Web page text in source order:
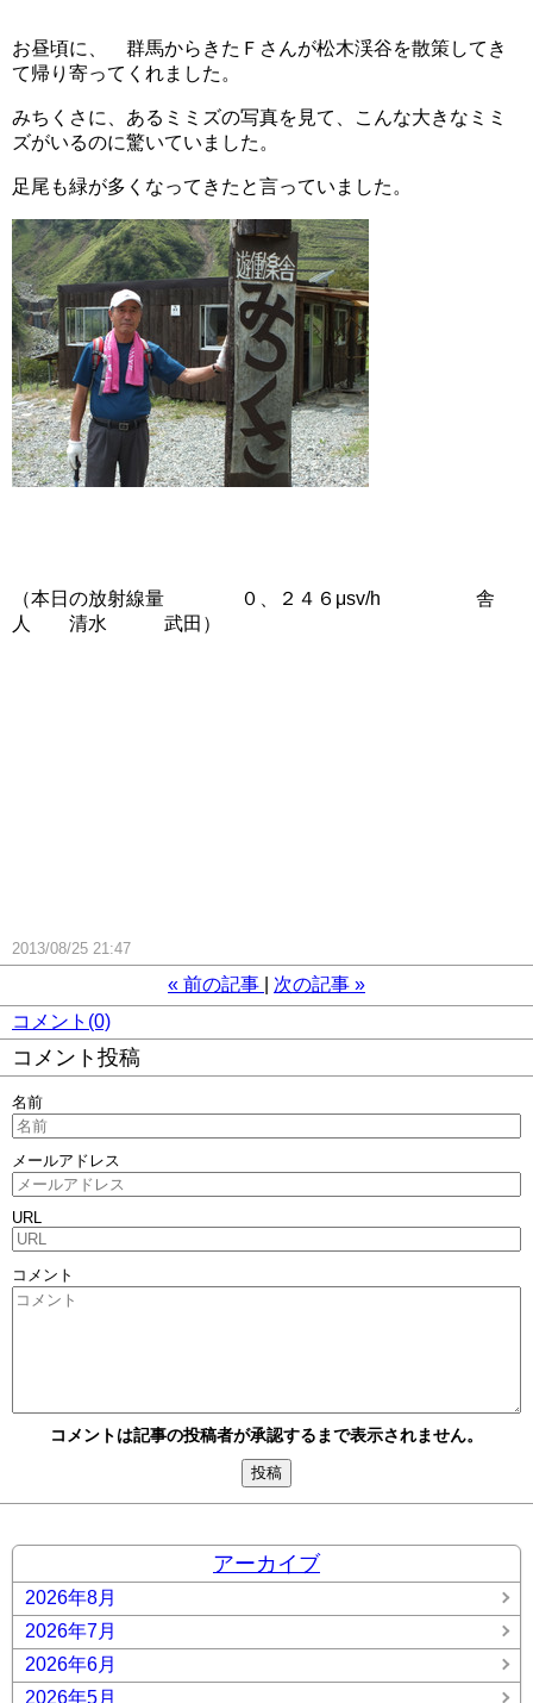
お昼頃に、 群馬からきたＦさんが松木渓谷を散策してき
て帰り寄ってくれました。
みちくさに、あるミミズの写真を見て、こんな大きなミミ
ズがいるのに驚いていました。
足尾も緑が多くなってきたと言っていました。
（本日の放射線量 ０、２４６μsv/h 舎
人 清水 武田）
2013/08/25 21:47
« 前の記事 次の記事 »
コメント(0)
コメント投稿
名前
メールアドレス
URL
コメント
コメントは記事の投稿者が承認するまで表示されません。
アーカイブ
2026年8月
2026年7月
2026年6月
2026年5月